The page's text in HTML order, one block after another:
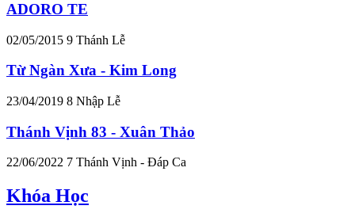
ADORO TE
02/05/2015 9 Thánh Lễ
Từ Ngàn Xưa - Kim Long
23/04/2019 8 Nhập Lễ
Thánh Vịnh 83 - Xuân Thảo
22/06/2022 7 Thánh Vịnh - Đáp Ca
Khóa Học